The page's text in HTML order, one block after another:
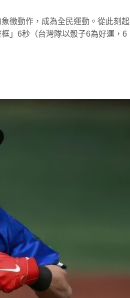
徵動作，成為全民運動。從此刻起
」6秒（台灣隊以骰子6為好運，6